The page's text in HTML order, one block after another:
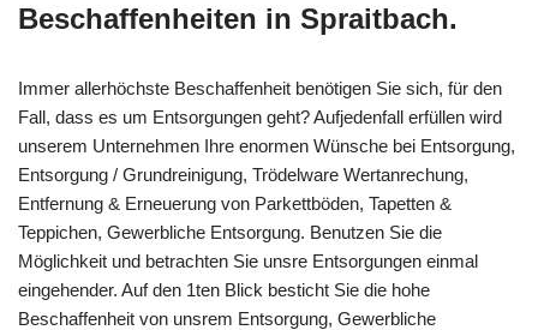
Beschaffenheiten in Spraitbach.
Immer allerhöchste Beschaffenheit benötigen Sie sich, für den
Fall, dass es um Entsorgungen geht? Aufjedenfall erfüllen wird
unserem Unternehmen Ihre enormen Wünsche bei Entsorgung,
Entsorgung / Grundreinigung, Trödelware Wertanrechung,
Entfernung & Erneuerung von Parkettböden, Tapetten &
Teppichen, Gewerbliche Entsorgung. Benutzen Sie die
Möglichkeit und betrachten Sie unsre Entsorgungen einmal
eingehender. Auf den 1ten Blick besticht Sie die hohe
Beschaffenheit von unsrem Entsorgung, Gewerbliche